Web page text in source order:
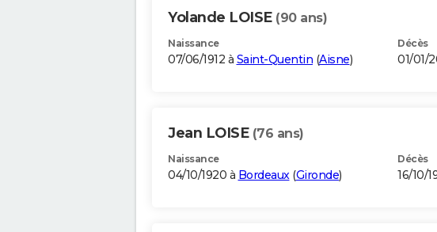
Yolande LOISE (90 ans)
Naissance
07/06/1912 à Saint-Quentin (Aisne)
Décès
01/01/
Jean LOISE (76 ans)
Naissance
04/10/1920 à Bordeaux(Gironde)
Décès
16/10/